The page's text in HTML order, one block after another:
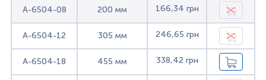
A-6504-08 200 мм 166,34 грн
A-6504-12 305 мм 246,65 грн
A-6504-18 455 мм 338,42 грн